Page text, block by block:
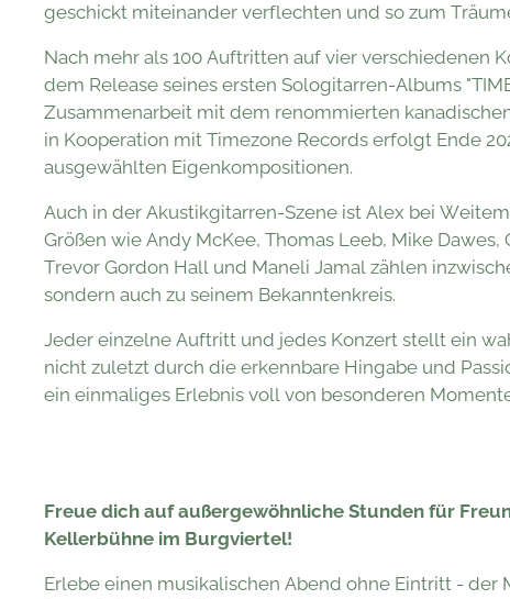
geschickt miteinander verflechten und so zum
Nach mehr als 100 Auftritten auf vier verschiedenen
dem Release seines ersten Sologitarren-Albums
Zusammenarbeit mit dem renommierten
in Kooperation mit Timezone Records erfolgt Ende
ausgewählten Eigenkompositionen.
Auch in der Akustikgitarren-Szene ist Alex bei
Größen wie Andy McKee, Thomas Leeb, Mike
Trevor Gordon Hall und Maneli Jamal zählen
sondern auch zu seinem Bekanntenkreis.
Jeder einzelne Auftritt und jedes Konzert stellt ein
nicht zuletzt durch die erkennbare Hingabe und
ein einmaliges Erlebnis voll von besonderen
Freue dich aufaußergewöhnliche Stunden für
Kellerbühne im Burgviertel!
Erlebe einen musikalischen Abend ohne Eintritt -